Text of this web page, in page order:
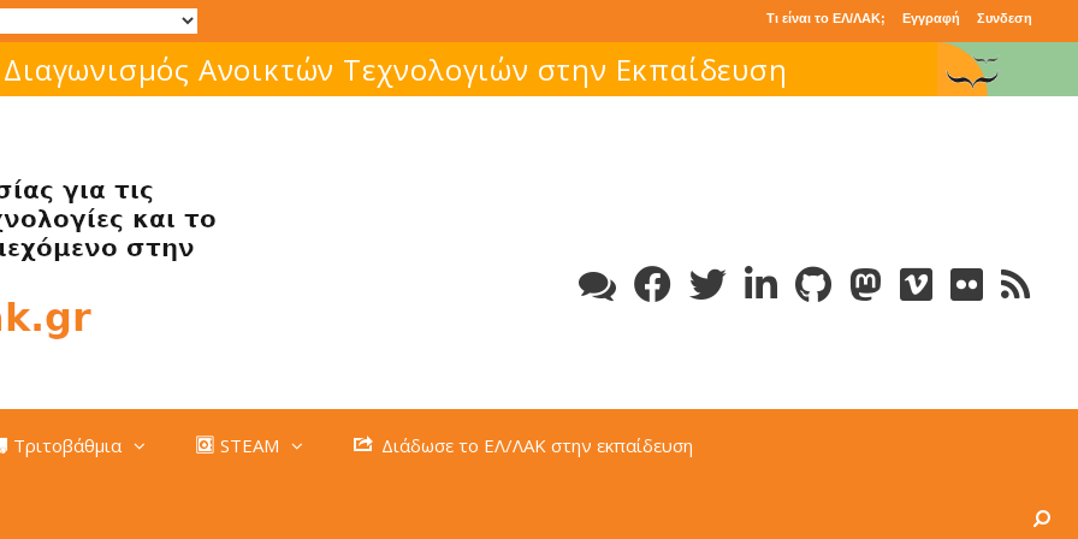
Τι είναι το ΕΛ/ΛΑΚ; Εγγραφή Συνδεση
Μάθε για το ελεύθερο λογισμικό!
Τριτοβάθμια STEAM Διάδωσε το ΕΛ/ΛΑΚ στην εκπαίδευση
Search